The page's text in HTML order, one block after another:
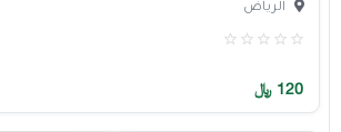
الرياض
120 ﷼